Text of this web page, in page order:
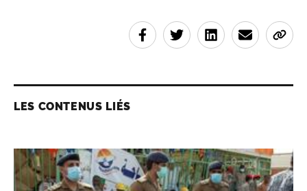
LES CONTENUS LIÉS